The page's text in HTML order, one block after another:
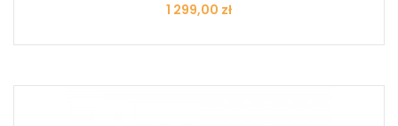
Cena
1 299,00 zł